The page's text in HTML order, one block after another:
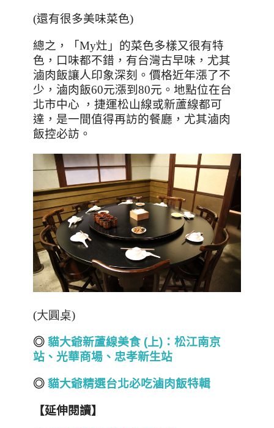
(還有很多美味菜色)
總之，「My灶」的菜色多樣又很有特
色，口味都不錯，有台灣古早味，尤其
滷肉飯讓人印象深刻。價格近年漲了不
少，滷肉飯60元漲到80元。地點位在台
北市中心
，捷運松山線或新蘆線都可
達，是一間值得再訪的餐廳，尤其滷肉
飯控必訪。
(大圓桌)
◎ 貓大爺新蘆線美食 (上) ：松江南京
站、光華商場、忠孝新生站
◎ 貓大爺精選台北必吃滷肉飯特輯
【延伸閱讀】